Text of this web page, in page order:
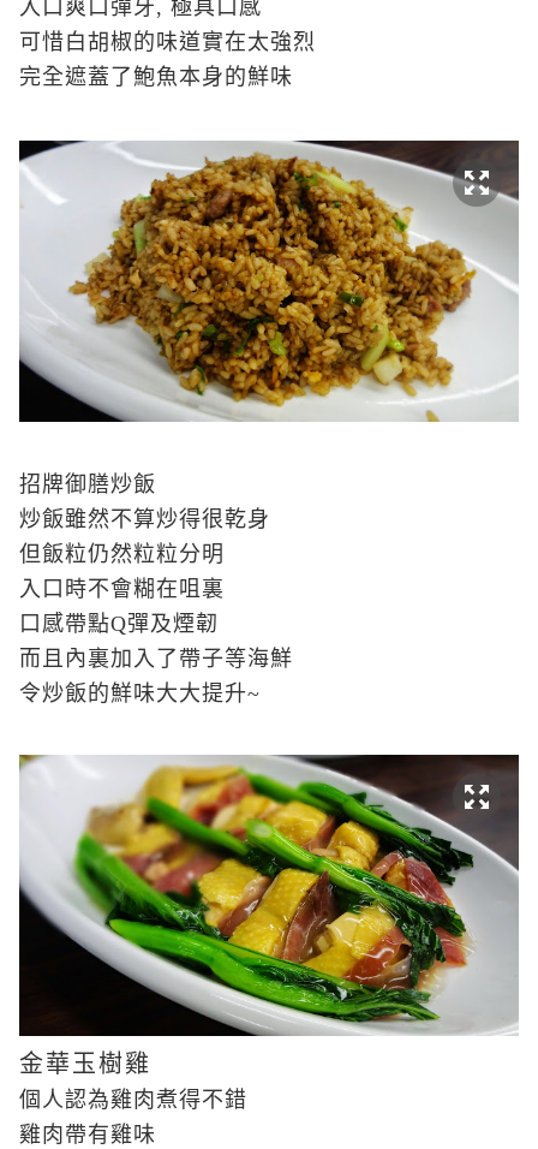
入口爽口彈牙, 極具口感
可惜白胡椒的味道實在太強烈
完全遮蓋了鮑魚本身的鮮味
招牌御膳炒飯
炒飯雖然不算炒得很乾身
但飯粒仍然粒粒分明
入口時不會糊在咀裏
口感帶點Q彈及煙韌
而且內裏加入了帶子等海鮮
令炒飯的鮮味大大提升~
金華玉樹雞
個人認為雞肉煮得不錯
雞肉帶有雞味